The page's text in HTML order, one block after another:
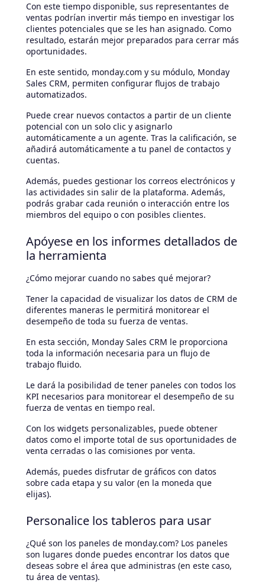
Con este tiempo disponible, sus representantes de
ventas podrían invertir más tiempo en investigar los
clientes potenciales que se les han asignado. Como
resultado, estarán mejor preparados para cerrar más
oportunidades.
En este sentido, monday.com y su módulo, Monday
Sales CRM, permiten configurar flujos de trabajo
automatizados.
Puede crear nuevos contactos a partir de un cliente
potencial con un solo clic y asignarlo
automáticamente a un agente. Tras la calificación, se
añadirá automáticamente a tu panel de contactos y
cuentas.
Además, puedes gestionar los correos electrónicos y
las actividades sin salir de la plataforma. Además,
podrás grabar cada reunión o interacción entre los
miembros del equipo o con posibles clientes.
Apóyese en los informes detallados de
la herramienta
¿Cómo mejorar cuando no sabes qué mejorar?
Tener la capacidad de visualizar los datos de CRM de
diferentes maneras le permitirá monitorear el
desempeño de toda su fuerza de ventas.
En esta sección, Monday Sales CRM le proporciona
toda la información necesaria para un flujo de
trabajo fluido.
Le dará la posibilidad de tener paneles con todos los
KPI necesarios para monitorear el desempeño de su
fuerza de ventas en tiempo real.
Con los widgets personalizables, puede obtener
datos como el importe total de sus oportunidades de
venta cerradas o las comisiones por venta.
Además, puedes disfrutar de gráficos con datos
sobre cada etapa y su valor (en la moneda que
elijas).
Personalice los tableros para usar
¿Qué son los paneles de monday.com? Los paneles
son lugares donde puedes encontrar los datos que
deseas sobre el área que administras (en este caso,
tu área de ventas).